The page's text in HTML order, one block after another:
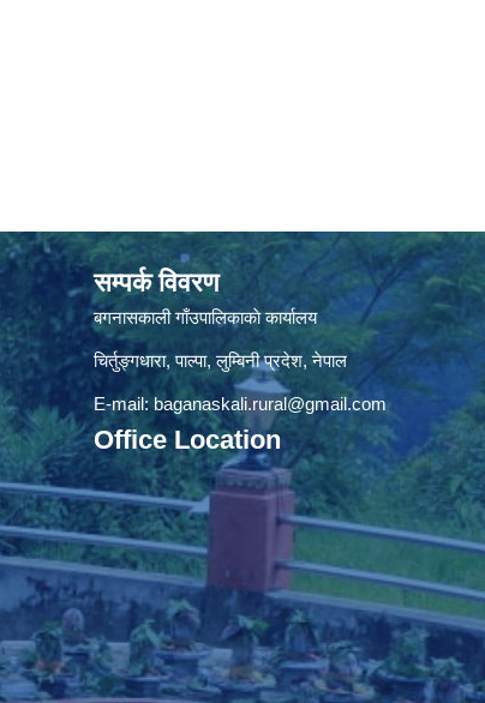
सम्पर्क विवरण
बगनासकाली गाँउपालिकाकाे कार्यालय
चिर्तुङ्गधारा, पाल्पा, लुम्बिनी प्रदेश, नेपाल
E-mail:baganaskali.rural@gmail.com
Office Location